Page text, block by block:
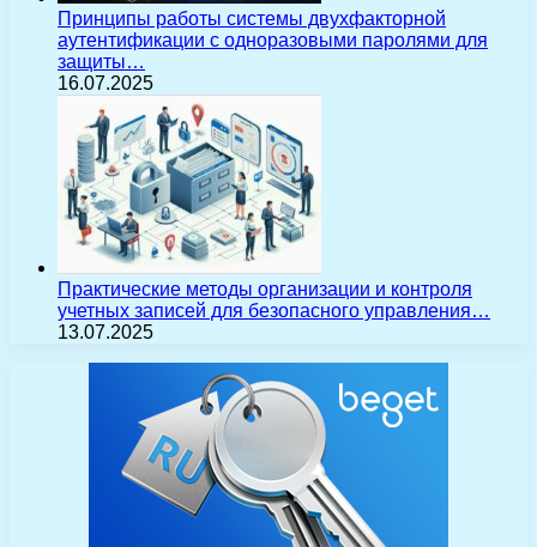
Принципы работы системы двухфакторной
аутентификации с одноразовыми паролями для
защиты…
16.07.2025
Практические методы организации и контроля
учетных записей для безопасного управления…
13.07.2025